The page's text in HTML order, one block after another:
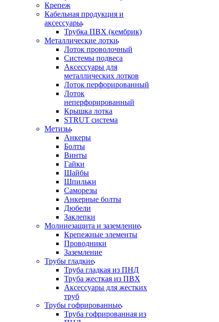
Крепеж
Кабельная продукция и
аксессуары
Трубка ПВХ (кембрик)
Металлические лотки
Лоток проволочный
Системы подвеса
Аксессуары для
металлических лотков
Лоток перфорированный
Лоток
неперфорированный
Крышка лотка
STRUT система
Метизы
Анкеры
Болты
Винты
Гайки
Шайбы
Шпильки
Саморезы
Анкерные болты
Дюбели
Заклепки
Молниезащита и заземление
Крепежные элементы
Проводники
Заземление
Трубы гладкие
Труба гладкая из ПНД
Труба жесткая из ПВХ
Аксессуары для жестких
труб
Трубы гофрированные
Труба гофрированная из